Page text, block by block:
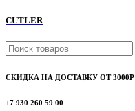
CUTLER
СКИДКА НА ДОСТАВКУ ОТ 3000Р
+7 930 260 59 00